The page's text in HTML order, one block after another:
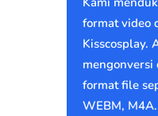
format video
Kisscosplay.
format file
WEBM, M4A.